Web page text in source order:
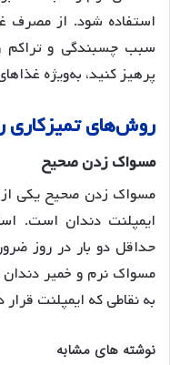
استفاده شود. از مصرف
سبب چسبندگی و تراکم
پرهیز کنید، به‌ویژه
روشهایتمیزکاری
مسواکزدنصحیح
مسواک زدن صحیح یکی از
ایمپلنت دندان است.
حداقل دو بار در روز
مسواک نرم و خمیر دندان
به نقاطی که ایمپلنت
نوشته های مشابه